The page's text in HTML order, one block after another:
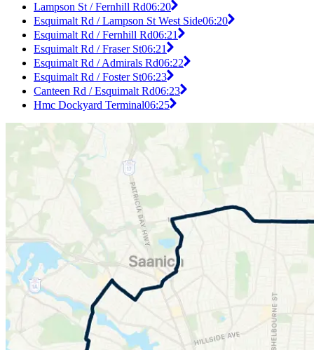
Lampson St / Fernhill Rd06:20
Esquimalt Rd / Lampson St West Side06:20
Esquimalt Rd / Fernhill Rd06:21
Esquimalt Rd / Fraser St06:21
Esquimalt Rd / Admirals Rd06:22
Esquimalt Rd / Foster St06:23
Canteen Rd / Esquimalt Rd06:23
Hmc Dockyard Terminal06:25